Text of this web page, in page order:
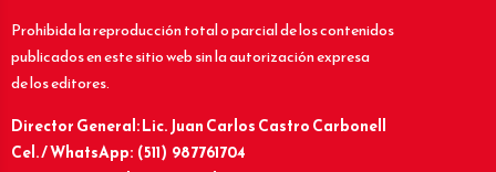
Prohibida la reproducción total o parcial de los contenidos
publicados en este sitio web sin la autorización expresa
de los editores.
Director General: Lic.Juan Carlos Castro Carbonell
Cel. / WhatsApp: (511) 987761704